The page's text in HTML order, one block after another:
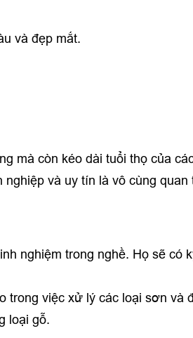
và đẹp mắt.
mà còn kéo dài tuổi thọ của
và uy tín là vô cùng
nghiệm trong nghề. Họ sẽ có
việc xử lý các loại sơn và
loại gỗ.